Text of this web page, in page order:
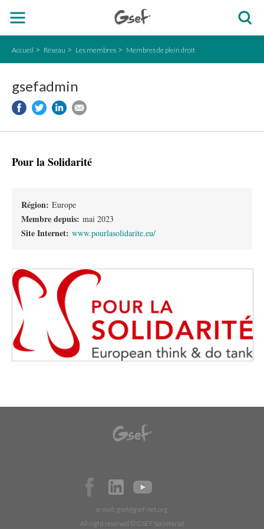
Accueil Réseau Les membres Membres de plein droit
gsefadmin
Pour la Solidarité
Région: Europe
Membre depuis: mai 2023
Site Internet: www.pourlasolidarite.eu/
e-mail: gsef@gsef-net.org
All right reserved © GSEF Secretariat